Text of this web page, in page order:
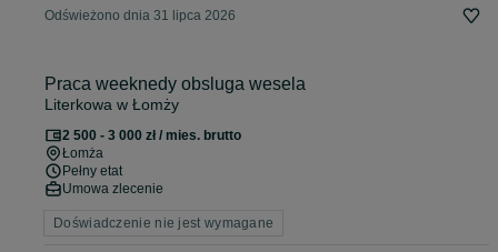
Odświeżono dnia 31 lipca 2026
Praca weeknedy obsluga wesela
Literkowa w Łomży
2 500 - 3 000 zł / mies. brutto
Łomża
Pełny etat
Umowa zlecenie
Doświadczenie nie jest wymagane